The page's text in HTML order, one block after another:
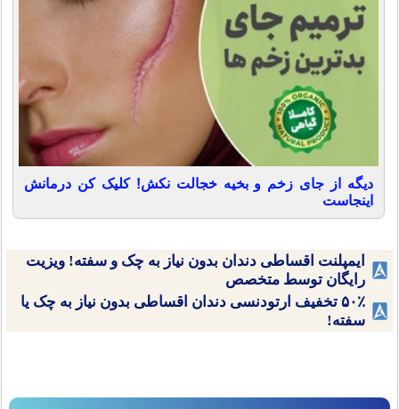
دیگه از جای زخم و بخیه خجالت نکش! کلیک کن درمانش
اینجاست
ایمپلنت اقساطی دندان بدون نیاز به چک و سفته! ویزیت
رایگان توسط متخصص
۵۰٪ تخفیف ارتودنسی دندان اقساطی بدون نیاز به چک یا
سفته!